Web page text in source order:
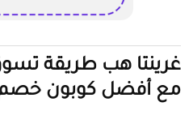
غرينتا هب طريقة
مع أفضل كوبون خصم